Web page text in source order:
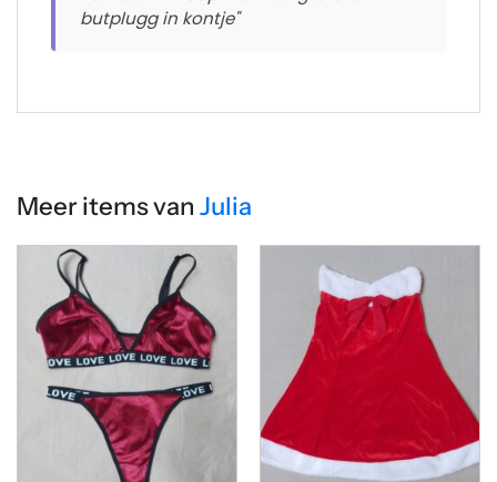
butplugg in kontje"
Meer items van Julia